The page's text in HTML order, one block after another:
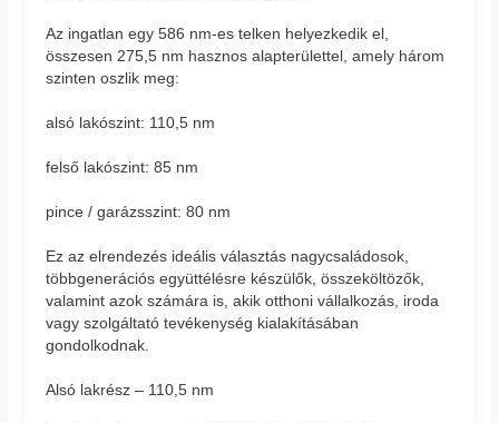
Az ingatlan egy 586 nm-es telken helyezkedik el,
összesen 275,5 nm hasznos alapterülettel, amely három
szinten oszlik meg:
alsó lakószint: 110,5 nm
felső lakószint: 85 nm
pince / garázsszint: 80 nm
Ez az elrendezés ideális választás nagycsaládosok,
többgenerációs együttélésre készülők, összeköltözők,
valamint azok számára is, akik otthoni vállalkozás, iroda
vagy szolgáltató tevékenység kialakításában
gondolkodnak.
Alsó lakrész – 110,5 nm